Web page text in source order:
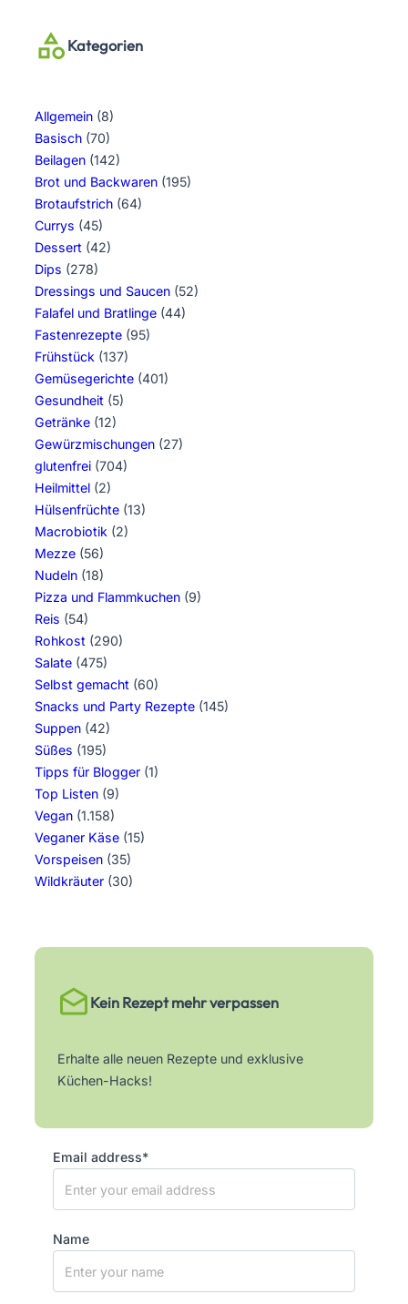
Kategorien
Allgemein (8)
Basisch (70)
Beilagen (142)
Brot und Backwaren (195)
Brotaufstrich (64)
Currys (45)
Dessert (42)
Dips (278)
Dressings und Saucen (52)
Falafel und Bratlinge (44)
Fastenrezepte (95)
Frühstück (137)
Gemüsegerichte (401)
Gesundheit (5)
Getränke (12)
Gewürzmischungen (27)
glutenfrei (704)
Heilmittel (2)
Hülsenfrüchte (13)
Macrobiotik (2)
Mezze (56)
Nudeln (18)
Pizza und Flammkuchen (9)
Reis (54)
Rohkost (290)
Salate (475)
Selbst gemacht (60)
Snacks und Party Rezepte (145)
Suppen (42)
Süßes (195)
Tipps für Blogger (1)
Top Listen (9)
Vegan (1.158)
Veganer Käse (15)
Vorspeisen (35)
Wildkräuter (30)
Kein Rezept mehr verpassen
Erhalte alle neuen Rezepte und exklusive
Küchen-Hacks!
Email address*
Name